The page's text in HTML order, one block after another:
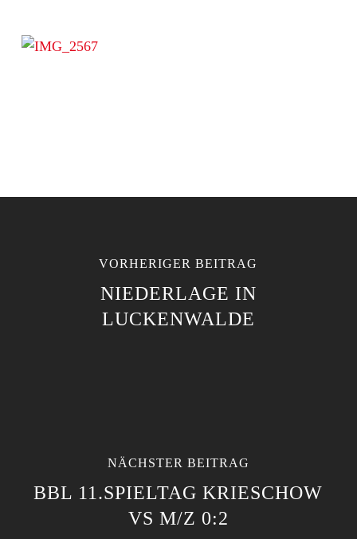
VORHERIGER BEITRAG
NIEDERLAGE IN
LUCKENWALDE
NÄCHSTER BEITRAG
BBL 11.SPIELTAG KRIESCHOW
VS M/Z 0:2